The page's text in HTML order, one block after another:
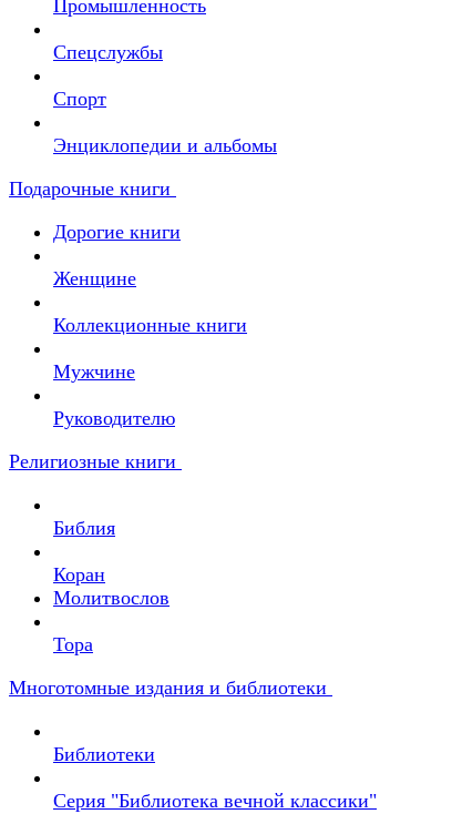
Промышленность
Спецслужбы
Спорт
Энциклопедии и альбомы
Подарочные книги
Дорогие книги
Женщине
Коллекционные книги
Мужчине
Руководителю
Религиозные книги
Библия
Коран
Молитвослов
Тора
Многотомные издания и библиотеки
Библиотеки
Серия "Библиотека вечной классики"